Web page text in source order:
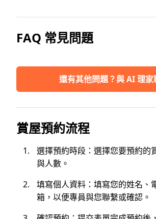
FAQ 常見問題
還有其他問題？與 AI 理家
賞屋預約流程
選擇預約時段：選擇您要預約的
與人數。
填寫個人資料：填寫您的姓名、
箱，以便專員與您聯繫或確認。